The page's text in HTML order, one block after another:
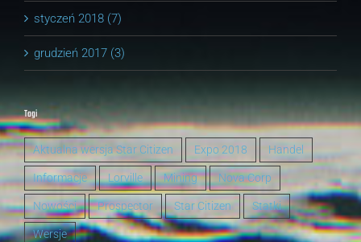
styczeń 2018 (7)
grudzień 2017 (3)
Tagi
Aktualna wersja Star Citizen Expo 2018 Handel
Informacje Lorville Mining Nova Corp
Nowości Prospector Star Citizen Statki
Wersje